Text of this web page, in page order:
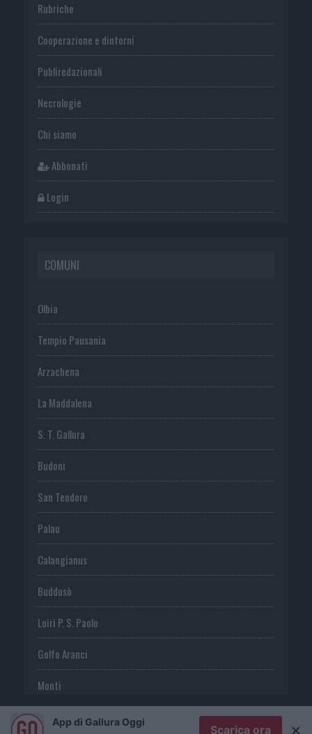
Rubriche
Cooperazione e dintorni
Publiredazionali
Necrologie
Chi siamo
Abbonati
Login
COMUNI
Olbia
Tempio Pausania
Arzachena
La Maddalena
S. T. Gallura
Budoni
San Teodoro
Palau
Calangianus
Buddusò
Loiri P. S. Paolo
Golfo Aranci
Monti
TeltiApp di Gallura Oggi
Scarica ora ×